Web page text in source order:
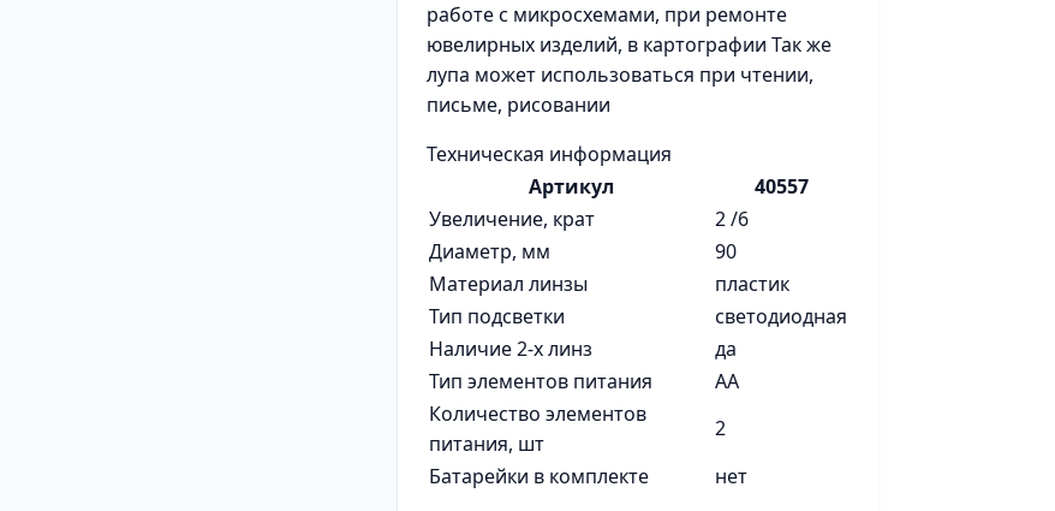
работе с микросхемами, при ремонте
ювелирных изделий, в картографии Так же
лупа может использоваться при чтении,
письме, рисовании
Техническая информация
Артикул
40557
Увеличение, крат
2 /6
Диаметр, мм
90
Материал линзы
пластик
Тип подсветки
светодиодная
Наличие 2-х линз
да
Тип элементов питания
АА
Количество элементов
питания, шт
2
Батарейки в комплекте
нет